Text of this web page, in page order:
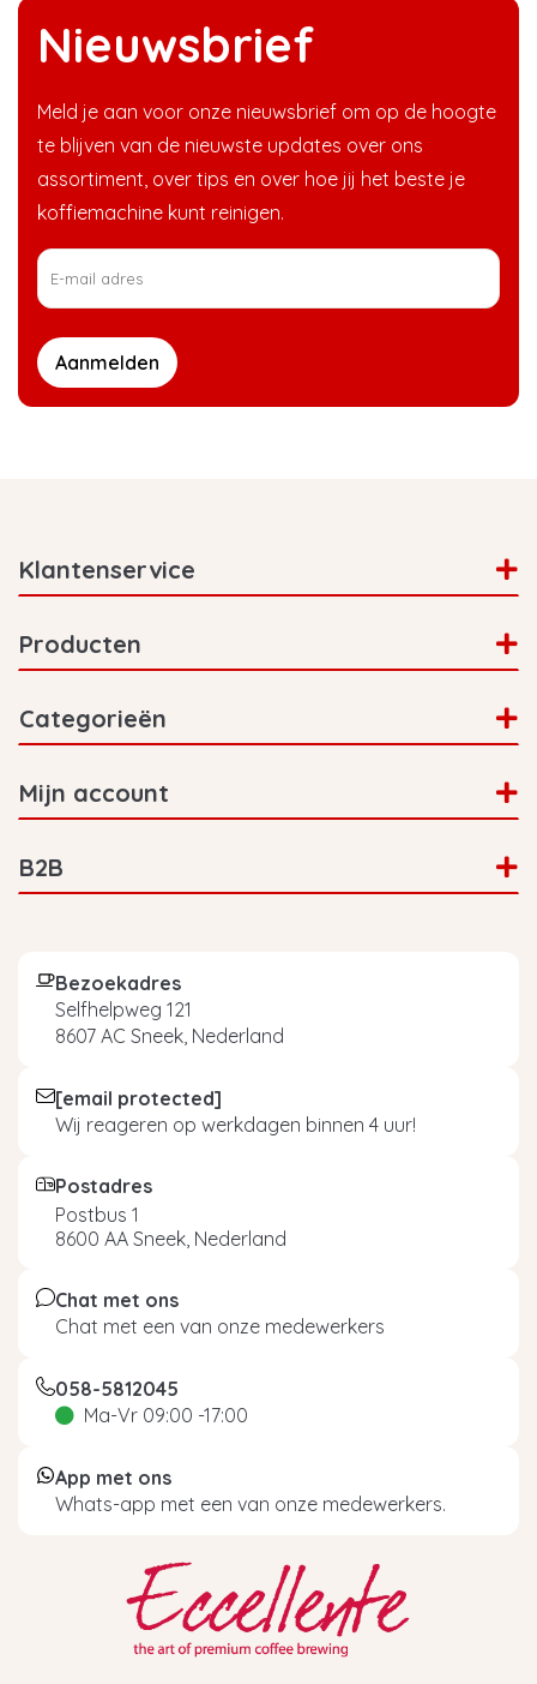
Nieuwsbrief
Meld je aan voor onze nieuwsbrief om op de hoogte
te blijven van de nieuwste updates over ons
assortiment, over tips en over hoe jij het beste je
koffiemachine kunt reinigen.
Aanmelden
Klantenservice
Producten
Categorieën
Mijn account
B2B
Bezoekadres
Selfhelpweg 121
8607 AC Sneek, Nederland
[email protected]
Wij reageren op werkdagen binnen 4 uur!
Postadres
Postbus 1
8600 AA Sneek, Nederland
Chat met ons
Chat met een van onze medewerkers
058-5812045
Ma-Vr 09:00 -17:00
App met ons
Whats-app met een van onze medewerkers.